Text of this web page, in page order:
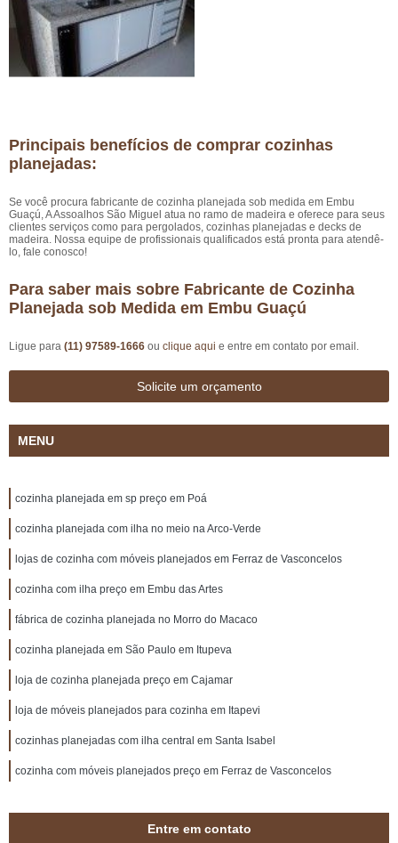
Principais benefícios de comprar cozinhas
planejadas:
Se você procura fabricante de cozinha planejada sob medida em Embu
Guaçú, A Assoalhos São Miguel atua no ramo de madeira e oferece para seus
clientes serviços como para pergolados, cozinhas planejadas e decks de
madeira. Nossa equipe de profissionais qualificados está pronta para atendê-
lo, fale conosco!
Para saber mais sobre Fabricante de Cozinha
Planejada sob Medida em Embu Guaçú
Ligue para (11) 97589-1666 ou clique aqui e entre em contato por email.
Solicite um orçamento
MENU
cozinha planejada em sp preço em Poá
cozinha planejada com ilha no meio na Arco-Verde
lojas de cozinha com móveis planejados em Ferraz de Vasconcelos
cozinha com ilha preço em Embu das Artes
fábrica de cozinha planejada no Morro do Macaco
cozinha planejada em São Paulo em Itupeva
loja de cozinha planejada preço em Cajamar
loja de móveis planejados para cozinha em Itapevi
cozinhas planejadas com ilha central em Santa Isabel
cozinha com móveis planejados preço em Ferraz de Vasconcelos
Entre em contato